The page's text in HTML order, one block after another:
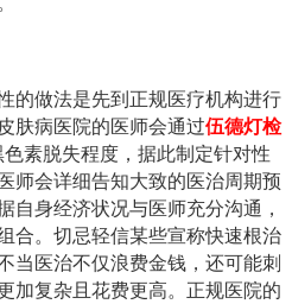
的做法是先到正规医疗机构进行
肤病医院的医师会通过伍德灯检
素脱失程度，据此制定针对性
师会详细告知大致的医治周期预
自身经济状况与医师充分沟通，
合。切忌轻信某些宣称快速根治
当医治不仅浪费金钱，还可能刺
加复杂且花费更高。正规医院的